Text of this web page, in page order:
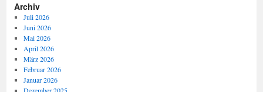
Archiv
Juli 2026
Juni 2026
Mai 2026
April 2026
März 2026
Februar 2026
Januar 2026